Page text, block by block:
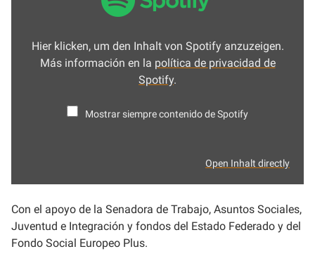
Hier klicken, um den Inhalt von Spotify anzuzeigen.
Más información en la política de privacidad de
Spotify.
Mostrar siempre contenido de Spotify
Open Inhalt directly
Con el apoyo de la Senadora de Trabajo, Asuntos Sociales,
Juventud e Integración y fondos del Estado Federado y del
Fondo Social Europeo Plus.